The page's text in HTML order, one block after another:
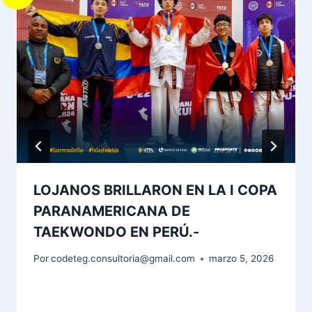
LOJANOS BRILLARON EN LA I COPA
PARANAMERICANA DE
TAEKWONDO EN PERÚ.-
Porcodeteg.consultoria@gmail.com marzo 5, 2026